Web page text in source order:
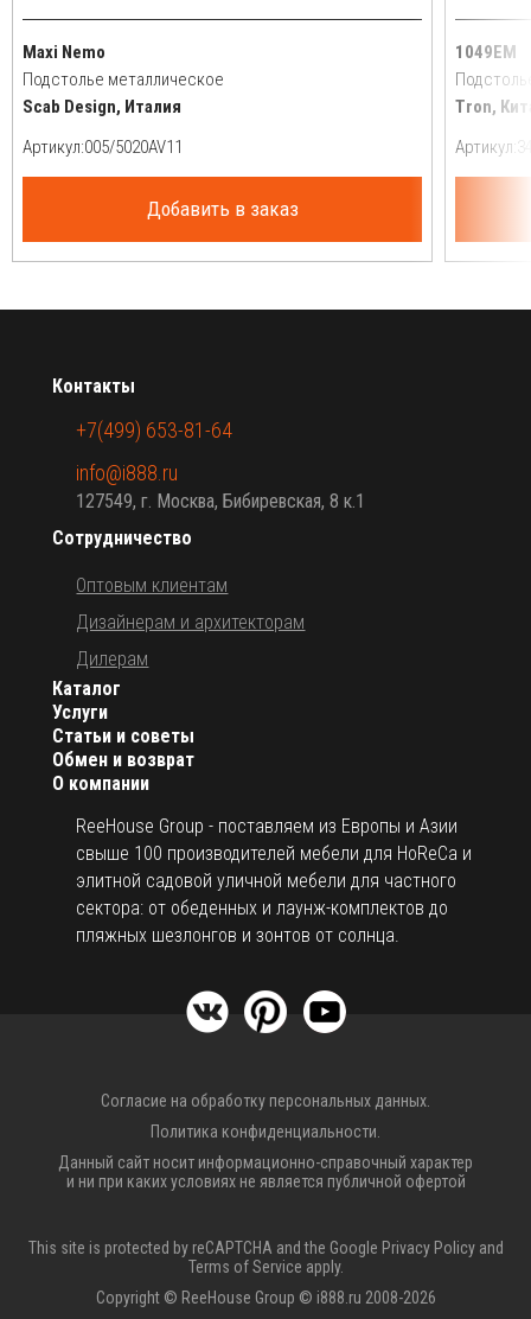
Maxi Nemo
Подстолье металлическое
Scab Design, Италия
Артикул:
Добавить в заказ
1049EM
Tron,
Артикул:
О компании
ReeHouse Group - поставляем из Европы и Азии
свыше 100 производителей мебели для HoReCa и
элитной садовой уличной мебели для частного
сектора: от обеденных и лаунж-комплектов до
пляжных шезлонгов и зонтов от солнца.
Каталог
Услуги
Статьи и советы
Обмен и возврат
Сотрудничество
Оптовым клиентам
Дизайнерам и архитекторам
Дилерам
Контакты
+7(499) 653-81-64
info@i888.ru
127549, г. Москва, Бибиревская, 8 к.1
Согласие на обработку персональных данных.
Политика конфиденциальности.
Данный сайт носит информационно-справочный характер
и ни при каких условиях не является публичной офертой
This site is protected by reCAPTCHA and the Google Privacy Policyand
Terms of Service apply.
Copyright © ReeHouse Group © i888.ru 2008-2026